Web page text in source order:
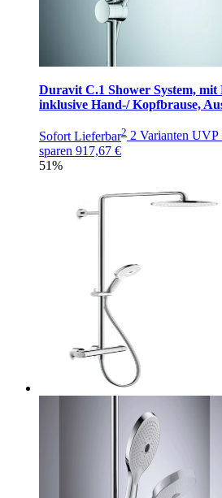
Duravit C.1 Shower System, mit
inklusive Hand-/ Kopfbrause,
Sofort Lieferbar2 2 Varianten UVP
sparen 917,67 €
51%